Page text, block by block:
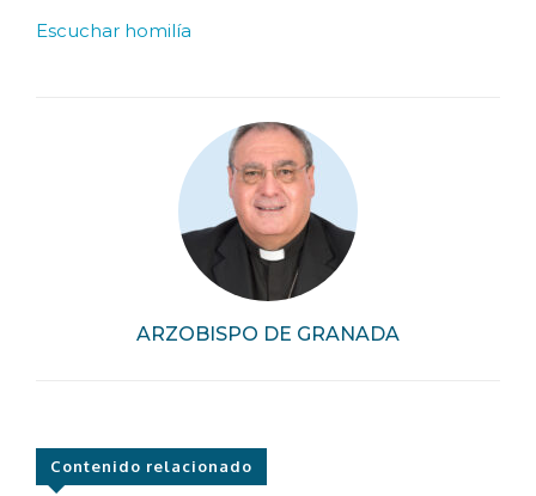
ARZOBISPO DE GRANADA
Escuchar homilía
Contenido relacionado